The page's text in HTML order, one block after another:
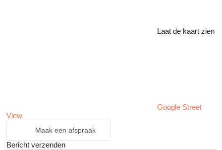
Laat de kaart zien
Google Street
View
Maak een afspraak
Bericht verzenden